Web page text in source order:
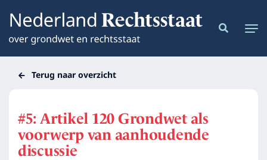
Terug naar overzicht
#5: Artikel 120 Grondwet als
voorwerp van aanhoudende
discussie